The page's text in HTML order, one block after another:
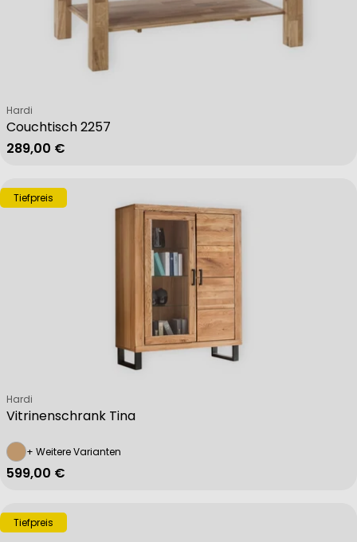
Couchtisch 2257
Verkäufer:
Hardi
Regulärer Preis
289,00 €
Tiefpreis
Vitrinenschrank Tina
Verkäufer:
Hardi
+ Weitere Varianten
Regulärer Preis
599,00 €
Tiefpreis